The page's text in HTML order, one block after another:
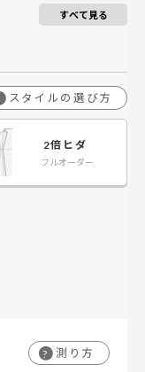
すべて見る
スタイルの選び方
2倍ヒダ
フルオーダー
? 測り方